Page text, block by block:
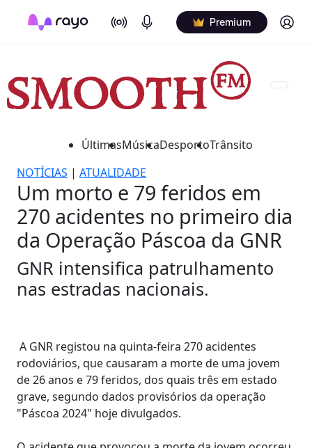
On Air Podcasts Premium Log in
ÚltimasMúsicaDesportoTrânsito
NOTÍCIAS | ATUALIDADE
Um morto e 79 feridos em
270 acidentes no primeiro dia
da Operação Páscoa da GNR
GNR intensifica patrulhamento
nas estradas nacionais.
A GNR registou na quinta-feira 270 acidentes
rodoviários, que causaram a morte de uma jovem
de 26 anos e 79 feridos, dos quais três em estado
grave, segundo dados provisórios da operação
"Páscoa 2024" hoje divulgados.